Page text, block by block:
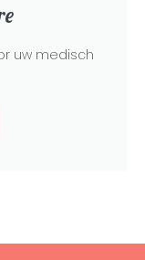
uw medisch